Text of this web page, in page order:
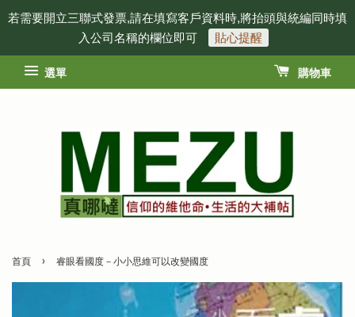
若需要開立三聯式發票,請在填寫客戶資料時,將抬頭與統編同時填
入公司名稱的欄位即可
貼心提醒
選單 購物車
首頁 › 睿眼看國度－小小思維可以改變國度